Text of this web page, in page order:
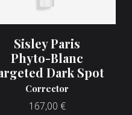
Sisley Paris
Phyto-Blanc
Dark Spot
Corrector
167,00 €